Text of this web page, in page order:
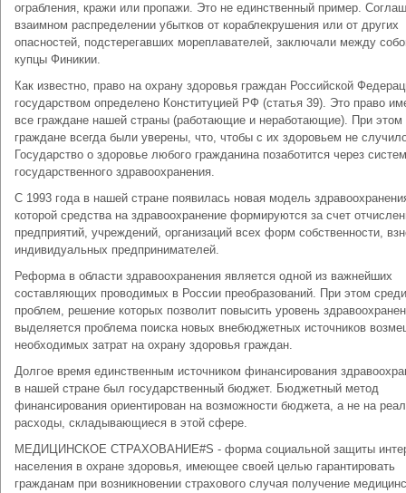
ограбления, кражи или пропажи. Это не единственный пример.
взаимном распределении убытков от кораблекрушения или от других
опасностей, подстерегавших мореплавателей, заключали между
купцы Финикии.
Как известно, право на охрану здоровья граждан Российской
государством определено Конституцией РФ (статья 39). Это право
все граждане нашей страны (работающие и неработающие). При этом
граждане всегда были уверены, что, чтобы с их здоровьем не
Государство о здоровье любого гражданина позаботится через
государственного здравоохранения.
С 1993 года в нашей стране появилась новая модель
которой средства на здравоохранение формируются за счет
предприятий, учреждений, организаций всех форм собственности,
индивидуальных предпринимателей.
Реформа в области здравоохранения является одной из важнейших
составляющих проводимых в России преобразований. При этом среди
проблем, решение которых позволит повысить уровень
выделяется проблема поиска новых внебюджетных источников
необходимых затрат на охрану здоровья граждан.
Долгое время единственным источником финансирования
в нашей стране был государственный бюджет. Бюджетный метод
финансирования ориентирован на возможности бюджета, а не на
расходы, складывающиеся в этой сфере.
МЕДИЦИНСКОЕ СТРАХОВАНИЕ#S - форма социальной защиты
населения в охране здоровья, имеющее своей целью гарантировать
гражданам при возникновении страхового случая получение